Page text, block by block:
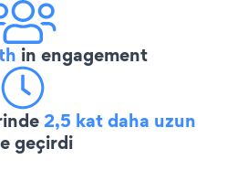
in engagement
2,5 kat daha uzun
geçirdi